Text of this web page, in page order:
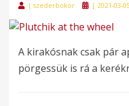
| szederbokor
Posted
| 2021-03-05
A kirakósnak csak pár
pörgessük is rá a